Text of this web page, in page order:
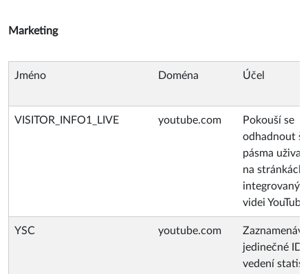
Marketing
Jméno Doména Účel
VISITOR_INFO1_LIVE youtube.com
Pokouší se
odhadnout
pásma
na stránkách
videi
YSC youtube.com
Zaznamenává
jedinečné ID
vedení